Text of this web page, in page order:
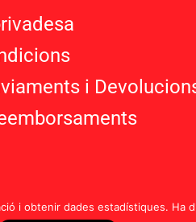
i
i obtenir dades estadístiques. Ha